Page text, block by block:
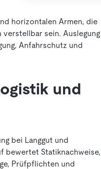
horizontalen Armen, die
verstellbar sein. Auslegung
Anfahrschutz und
und
bei Langgut und
bewertet Statiknachweise,
Prüfpflichten und